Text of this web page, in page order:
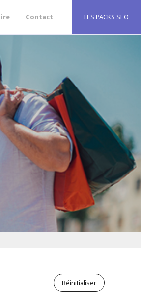
Contact LES PACKS SEO
Réinitialiser